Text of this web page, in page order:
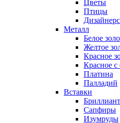
Цветы
Птицы
Металл
Белое
Желтое
Красное
Красное с
Платина
Палладий
Вставки
Сапфиры
Изумруды